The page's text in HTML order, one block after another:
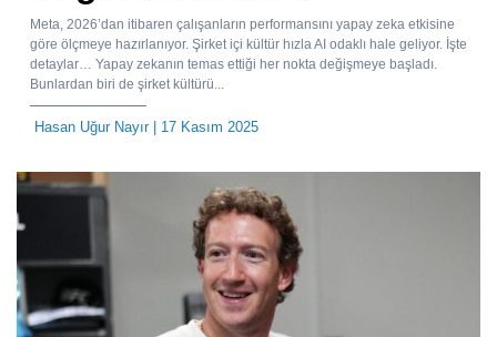
Meta, 2026’dan itibaren çalışanların performansını yapay zeka etkisine
göre ölçmeye hazırlanıyor. Şirket içi kültür hızla AI odaklı hale geliyor. İşte
detaylar… Yapay zekanın temas ettiği her nokta değişmeye başladı.
Bunlardan biri de şirket kültürü...
Hasan Uğur Nayır| 17 Kasım 2025